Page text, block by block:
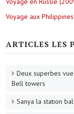
Voyage aux
ARTICLES LES
Deux superbes
Bell towers
Sanya la station